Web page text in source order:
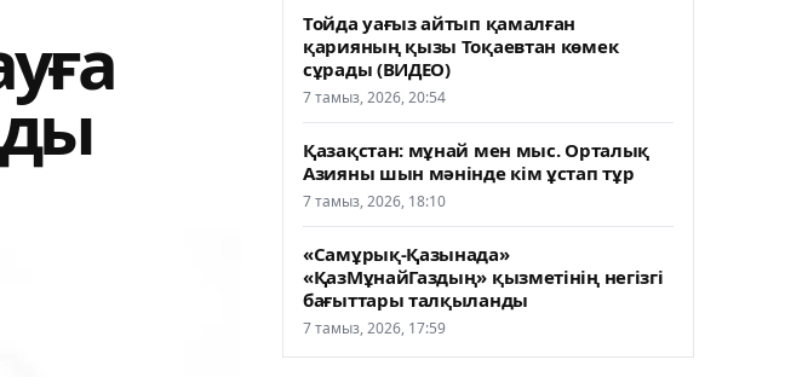
Тойда уағыз айтып қамалған
қарияның қызы Тоқаевтан көмек
сұрады (ВИДЕО)
7 тамыз, 2026, 20:54
Қазақстан: мұнай мен мыс. Орталық
Азияны шын мәнінде кім ұстап тұр
7 тамыз, 2026, 18:10
«Самұрық-Қазынада»
«ҚазМұнайГаздың» қызметінің негізгі
бағыттары талқыланды
7 тамыз, 2026, 17:59